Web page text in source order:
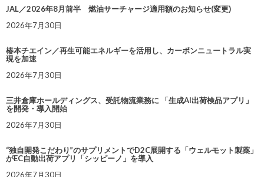
JAL／2026年8月前半 燃油サーチャージ適用額のお知らせ(変更)
2026年7月30日
椿本チエイン／再生可能エネルギーを活用し、カーボンニュートラル実
現を加速
2026年7月30日
三井倉庫ホールディングス、受託物流業務に 「生成AI出荷検品アプリ」
を開発・導入開始
2026年7月30日
“独自開発こだわり”のサプリメントでD2C展開する「ウェルモット製薬」
がEC自動出荷アプリ「シッピーノ」を導入
2026年7月30日